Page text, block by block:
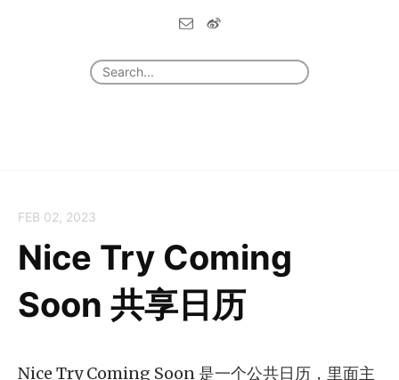
FEB 02, 2023
Nice Try Coming
Soon 共享日历
Nice Try Coming Soon 是一个公共日历，里面主